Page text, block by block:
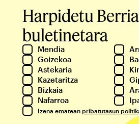
Harpidetu
buletinetara
Mendia
Goizekoa
Astekaria
Kazetaritza
Bizkaia
Nafarroa
Izena ematean pribatutasun